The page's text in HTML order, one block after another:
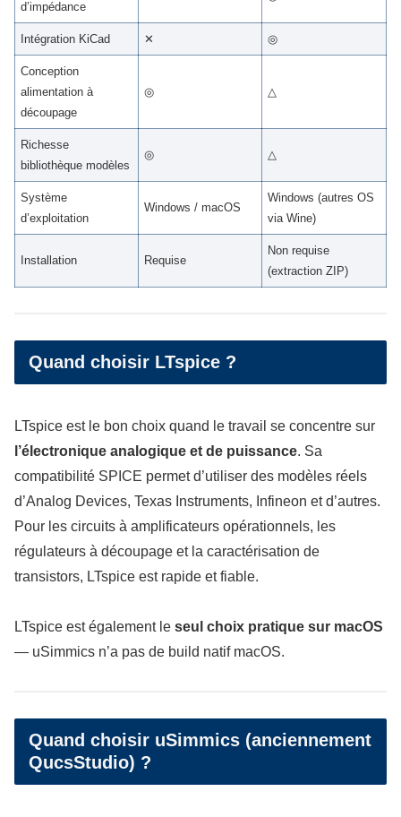
d’impédance
Intégration KiCad ✕ ◎
Conception
alimentation à
découpage
◎ △
Richesse
bibliothèque modèles
◎ △
Système
d’exploitation
Windows / macOS
Windows (autres OS
via Wine)
Installation Requise
Non requise
(extraction ZIP)
Quand choisir LTspice ?
LTspice est le bon choix quand le travail se concentre sur
l’électronique analogique et de puissance. Sa
compatibilité SPICE permet d’utiliser des modèles réels
d’Analog Devices, Texas Instruments, Infineon et d’autres.
Pour les circuits à amplificateurs opérationnels, les
régulateurs à découpage et la caractérisation de
transistors, LTspice est rapide et fiable.
LTspice est également le seul choix pratique sur macOS
— uSimmics n’a pas de build natif macOS.
Quand choisir uSimmics (anciennement
QucsStudio) ?